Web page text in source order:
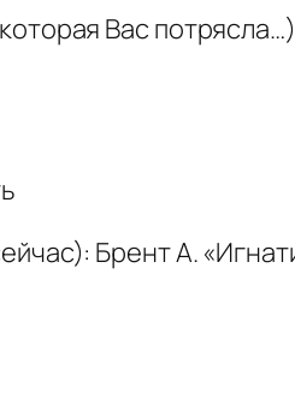
Вас
Брент А.